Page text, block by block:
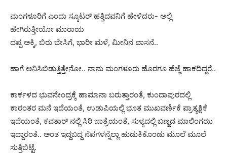
ಮಂಗಳೂರಿಗೆ ಎಂದು ಸ್ಕೂಟರ್ ಹತ್ತಿದವನಿಗೆ ಹೇಳಿದರು- ಅಲ್ಲಿ
ಹೇಗಿರುತ್ತೀಯೋ ಮಾರಾಯ
ದಪ್ಪ ಅಕ್ಕಿ, ಬಿರು ಬೇಸಿಗೆ, ಭಾರೀ ಮಳೆ, ಮೀನಿನ ವಾಸನೆ..
ಹಾಗೆ ಅನಿಸಿಬಿಡುತ್ತಿತ್ತೇನೋ.. ನಾನು ಮಂಗಳೂರು ಹೊರಗೂ ಹೆಜ್ಜೆ ಹಾಕದಿದ್ದರೆ..
ಕಾರ್ಕಳದ ಭುವನೇಂದ್ರಕ್ಕೆ ಹಾಮಾನಾ ಬರುತ್ತಾರಂತೆ, ಕುಂದಾಪುರದಲ್ಲಿ
ಕಾರಂತರ ಮನೆ ಇದೆಯಂತೆ, ಉಡುಪಿಯಲ್ಲಿ ಭೂತ ಮುಖವರ್ಣಿಕೆ ಪ್ರಾತ್ಯಕ್ಷಿಕೆ
ಇದೆಯಂತೆ, ಕವತಾರ್ ನಲ್ಲಿ ಸಿರಿ ಜಾತ್ರೆಯಂತೆ, ಸುಳ್ಯದಲ್ಲಿ ಬಣ್ಣದ ಮಾಲಿಂಗರುು
ಇದ್ದಾರಂತೆ.. ಅಂತ ಇದ್ದಬದ್ದ ನೆಪಗಳನ್ನೆಲ್ಲಾ ಹುಡುಕಿಕೊಂಡು ಮೂಲೆ ಮೂಲೆ
ಸುತ್ತಿಬಿಟ್ಟೆ.